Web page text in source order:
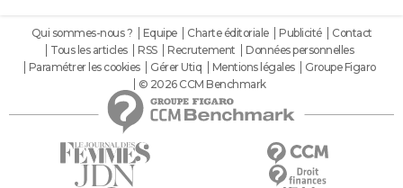
Qui sommes-nous ? Equipe Charte éditoriale Publicité
Contact
Tous les articles
RSS Recrutement
Données personnelles
Paramétrer les cookies
Gérer Utiq Mentions légales
Groupe Figaro
© 2026 CCM Benchmark